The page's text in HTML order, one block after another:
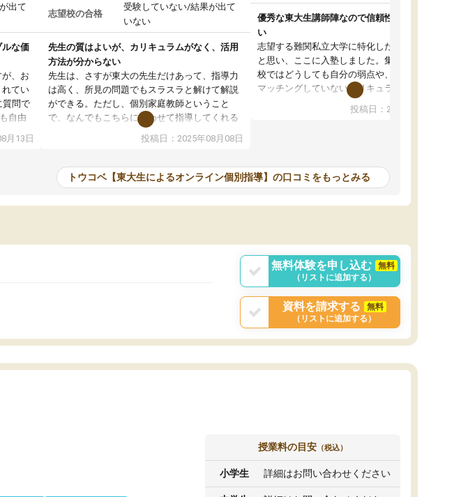
出て
ルな価
、お
れてい
質問で
自由
ると
があり
ます
月13日
志望校の合格
受験していない/結果が出て
いない
先生の質はよいが、カリキュラムがなく、活用
方法が分からない
先生は、さすが東大の先生だけあって、指導力
は高く、所見の問題でもスラスラと解けて解説
ができる。ただし、個別家庭教師ということ
で、なんでもこちらに合わせて指導してくれる
のだが、具体的なカリキュラムがない。当方
は、授業の先取り学習をするため、学校の教科
いただいたが、1時間の時間を使って進められる
範囲は限られており、それであれば自学自習で
なく、上手い活用の仕方が分からず辞めること
投稿日：2025年08月08日
優秀な東大生講師陣なので信頼性や安心感が高
い
志望する難関私立大学に特化した準備をしたい
と思い、ここに入塾しました。集団指導の予備
校ではどうしても自分の弱点や、志望校対策に
マッチングしていないカリキュラムに不安を感
また受験のノウハウを蓄積している優秀な東大
ツーマン指導によって、自分の志望校にふさわ
しいオリジナルのカリキュラムを提案してくれ
と感じました。
投稿日：2024年02月19日
トウコベ【東大生によるオンライン個別指導】の口コミをもっとみる
無料体験を申し込む
無料
（リストに追加する）
資料を請求する
無料
（リストに追加する）
授業料の目安 （税込）
小学生 詳細はお問い合わせください